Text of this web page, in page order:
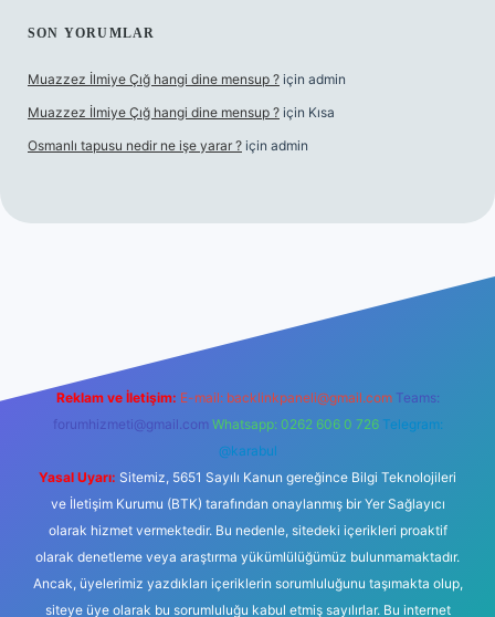
SON YORUMLAR
Muazzez İlmiye Çığ hangi dine mensup ? için admin
Muazzez İlmiye Çığ hangi dine mensup ? için Kısa
Osmanlı tapusu nedir ne işe yarar ? için admin
Reklam ve İletişim: E-mail: backlinkpaneli@gmail.com Teams:
forumhizmeti@gmail.com Whatsapp: 0262 606 0 726 Telegram:
@karabul
Yasal Uyarı: Sitemiz, 5651 Sayılı Kanun gereğince Bilgi Teknolojileri
ve İletişim Kurumu (BTK) tarafından onaylanmış bir Yer Sağlayıcı
olarak hizmet vermektedir. Bu nedenle, sitedeki içerikleri proaktif
olarak denetleme veya araştırma yükümlülüğümüz bulunmamaktadır.
Ancak, üyelerimiz yazdıkları içeriklerin sorumluluğunu taşımakta olup,
siteye üye olarak bu sorumluluğu kabul etmiş sayılırlar. Bu internet